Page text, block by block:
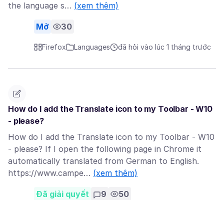
the language s… (xem thêm)
Mở 30
Firefox Languages đã hỏi vào lúc 1 tháng trước
How do I add the Translate icon to my Toolbar - W10
- please?
How do I add the Translate icon to my Toolbar - W10
- please? If I open the following page in Chrome it
automatically translated from German to English.
https://www.campe… (xem thêm)
Đã giải quyết 9 50